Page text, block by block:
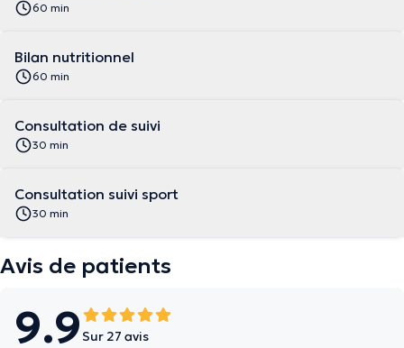
60 min
Bilan nutritionnel
60 min
Consultation de suivi
30 min
Consultation suivi sport
30 min
Avis de patients
9.9 Sur 27 avis